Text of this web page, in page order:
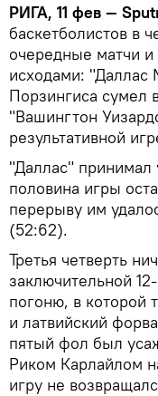
РИГА, 11 фев —
баскетболистов в
очередные матчи
исходами: "Даллас
Порзингиса сумел
"Вашингтон
результативной
"Даллас" принимал
половина игры
перерыву им
(52:62).
Третья четверть
заключительной
погоню, в которой
и латвийский
пятый фол был
Риком Карлайлом
игру не